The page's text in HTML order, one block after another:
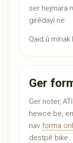
ser hejmara
girêdayî ne.
Qaid û mînak
Ger
Ger noter,
hewce be,
nav forma
destpê bike.